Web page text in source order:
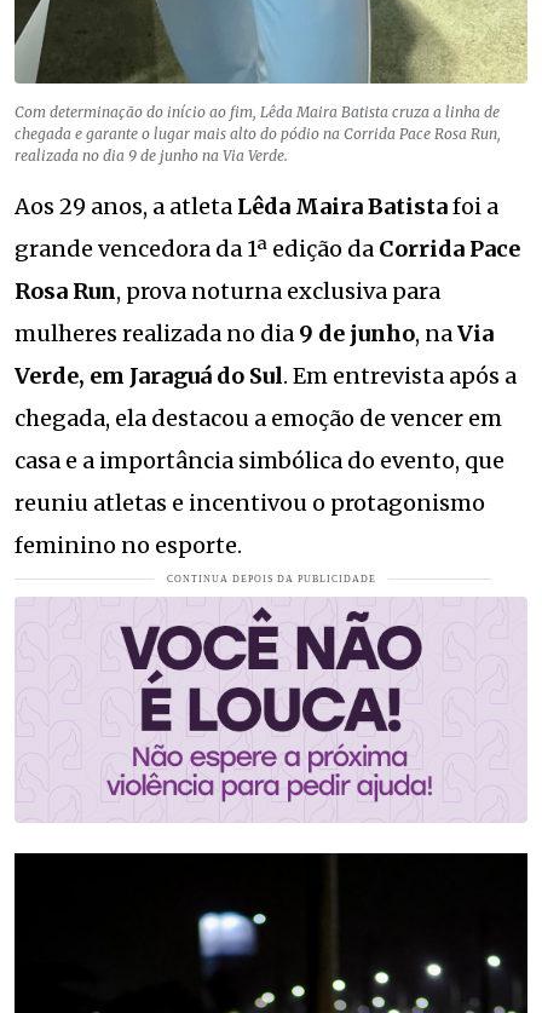
Com determinação do início ao fim, Lêda Maira Batista cruza a linha de
chegada e garante o lugar mais alto do pódio na Corrida Pace Rosa Run,
realizada no dia 9 de junho na Via Verde.
Aos 29 anos, a atleta Lêda Maira Batistafoi a
grande vencedora da 1ª edição da Corrida Pace
Rosa Run, prova noturna exclusiva para
mulheres realizada no dia 9 de junho, naVia
Verde, em Jaraguá do Sul. Em entrevista após a
chegada, ela destacou a emoção de vencer em
casa e a importância simbólica do evento, que
reuniu atletas e incentivou o protagonismo
feminino no esporte.